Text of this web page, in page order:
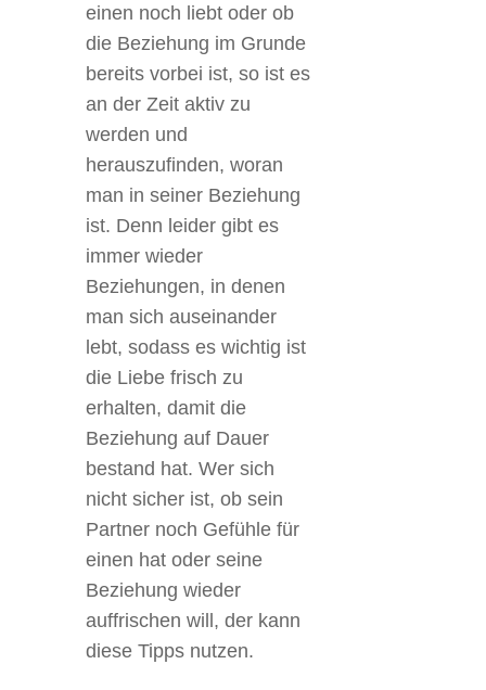
einen noch liebt oder ob
die Beziehung im Grunde
bereits vorbei ist, so ist es
an der Zeit aktiv zu
werden und
herauszufinden, woran
man in seiner Beziehung
ist. Denn leider gibt es
immer wieder
Beziehungen, in denen
man sich auseinander
lebt, sodass es wichtig ist
die Liebe frisch zu
erhalten, damit die
Beziehung auf Dauer
bestand hat. Wer sich
nicht sicher ist, ob sein
Partner noch Gefühle für
einen hat oder seine
Beziehung wieder
auffrischen will, der kann
diese Tipps nutzen.